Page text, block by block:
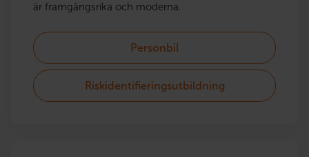
är framgångsrika och moderna.
Personbil
Riskidentifieringsutbildning